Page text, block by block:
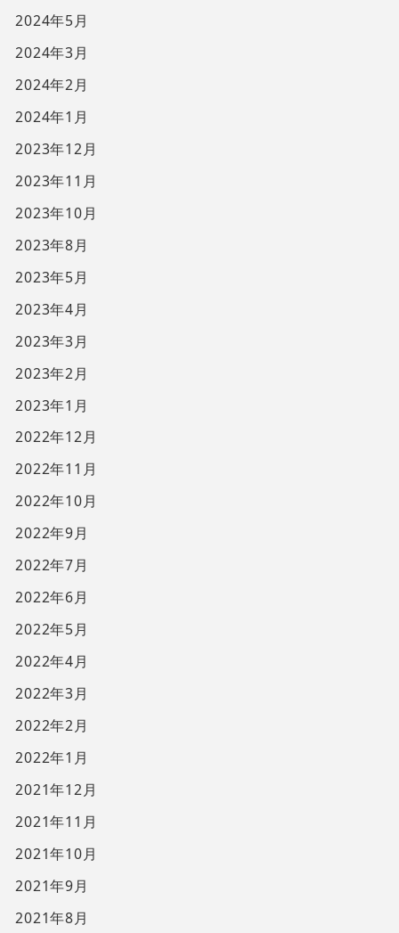
2024年5月
2024年3月
2024年2月
2024年1月
2023年12月
2023年11月
2023年10月
2023年8月
2023年5月
2023年4月
2023年3月
2023年2月
2023年1月
2022年12月
2022年11月
2022年10月
2022年9月
2022年7月
2022年6月
2022年5月
2022年4月
2022年3月
2022年2月
2022年1月
2021年12月
2021年11月
2021年10月
2021年9月
2021年8月